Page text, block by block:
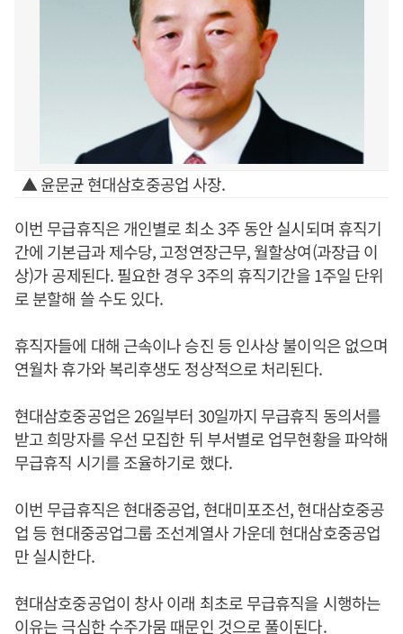
▲ 윤문균 현대삼호중공업 사장.
이번 무급휴직은 개인별로 최소 3주 동안 실시되며 휴직기
간에 기본급과 제수당, 고정연장근무, 월할상여(과장급 이
상)가 공제된다. 필요한 경우 3주의 휴직기간을 1주일 단위
로 분할해 쓸 수도 있다.
휴직자들에 대해 근속이나 승진 등 인사상 불이익은 없으며
연월차 휴가와 복리후생도 정상적으로 처리된다.
현대삼호중공업은 26일부터 30일까지 무급휴직 동의서를
받고 희망자를 우선 모집한 뒤 부서별로 업무현황을 파악해
무급휴직 시기를 조율하기로 했다.
이번 무급휴직은 현대중공업, 현대미포조선, 현대삼호중공
업 등 현대중공업그룹 조선계열사 가운데 현대삼호중공업
만 실시한다.
현대삼호중공업이 창사 이래 최초로 무급휴직을 시행하는
이유는 극심한 수주가뭄 때문인 것으로 풀이된다.